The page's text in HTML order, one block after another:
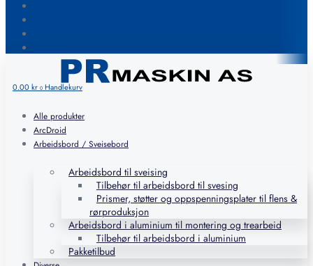
0.00kr 0 Handlekurv
Alle produkter
ArcDroid
Arbeidsbord / Sveisebord
Arbeidsbord til sveising
Tilbehør til arbeidsbord til svesing
Prismer, støtter og oppspenningsplater til flens &
rørproduksjon
Arbeidsbord i aluminium til montering og trearbeid
Tilbehør til arbeidsbord i aluminium
Pakketilbud